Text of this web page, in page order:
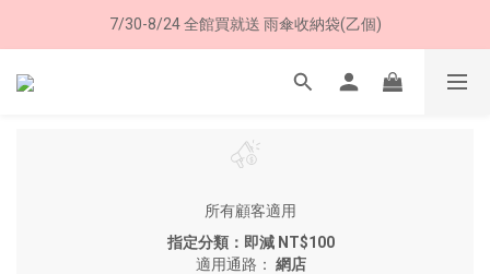
加入LINE好友➤領購物金50元 (現領現用)
7/30-8/24 全館買就送 雨傘收納袋(乙個)
加入LINE好友➤領購物金50元 (現領現用)
所有顧客適用
指定分類：即減 NT$100
適用通路： 網店